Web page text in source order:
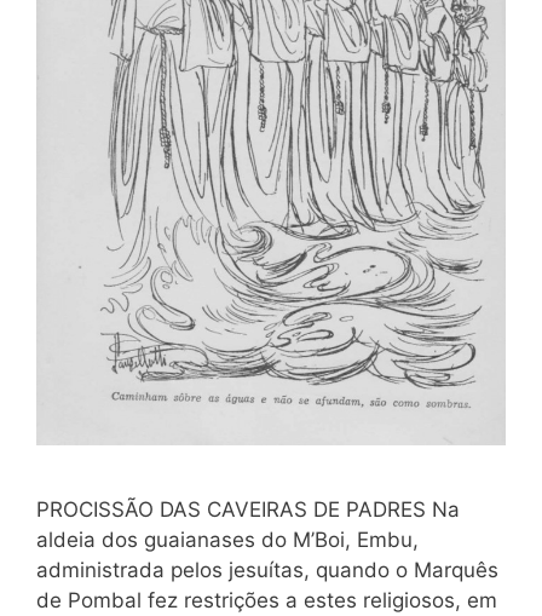
PROCISSÃO DAS CAVEIRAS DE PADRES Na
aldeia dos guaianases do M’Boi, Embu,
administrada pelos jesuítas, quando o Marquês
de Pombal fez restrições a estes religiosos, em